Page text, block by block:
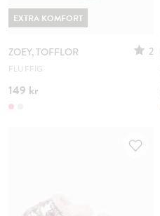
ZOEY, TOFFLOR 2
FLUFFIG
149 kr
EXTRA KOMFORT